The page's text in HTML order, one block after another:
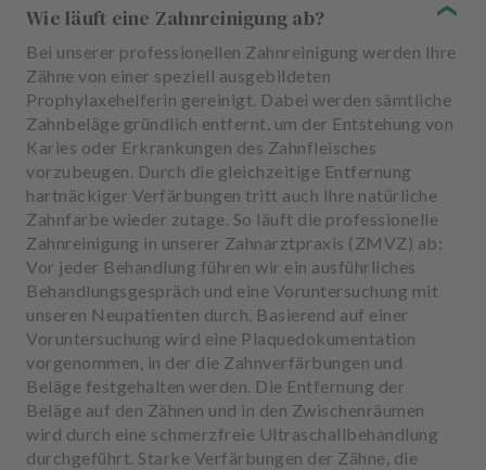
Wie läuft eine Zahnreinigung ab?
Bei unserer professionellen Zahnreinigung werden Ihre
Zähne von einer speziell ausgebildeten
Prophylaxehelferin gereinigt. Dabei werden sämtliche
Zahnbeläge gründlich entfernt, um der Entstehung von
Karies oder Erkrankungen des Zahnfleisches
vorzubeugen. Durch die gleichzeitige Entfernung
hartnäckiger Verfärbungen tritt auch Ihre natürliche
Zahnfarbe wieder zutage. So läuft die professionelle
Zahnreinigung in unserer Zahnarztpraxis (ZMVZ) ab:
Vor jeder Behandlung führen wir ein ausführliches
Behandlungsgespräch und eine Voruntersuchung mit
unseren Neupatienten durch. Basierend auf einer
Voruntersuchung wird eine Plaquedokumentation
vorgenommen, in der die Zahnverfärbungen und
Beläge festgehalten werden. Die Entfernung der
Beläge auf den Zähnen und in den Zwischenräumen
wird durch eine schmerzfreie Ultraschallbehandlung
durchgeführt. Starke Verfärbungen der Zähne, die